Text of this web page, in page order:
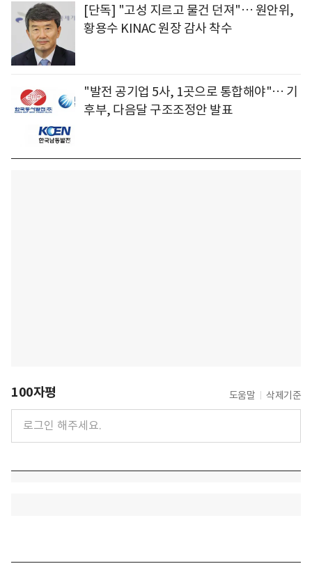
[단독] "고성 지르고 물건 던져"… 원안위,
황용수 KINAC 원장 감사 착수
"발전 공기업 5사, 1곳으로 통합해야"… 기
후부, 다음달 구조조정안 발표
100자평 도움말 삭제기준